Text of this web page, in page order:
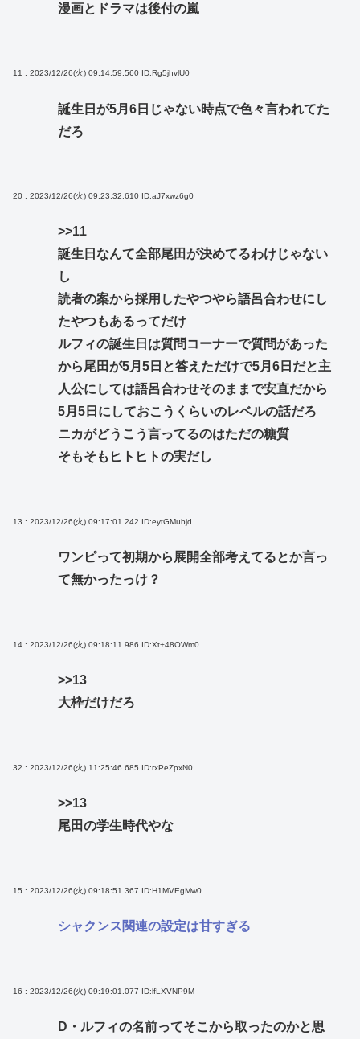
漫画とドラマは後付の嵐
11 : 2023/12/26(火) 09:14:59.560 ID:Rg5jhvlU0
誕生日が5月6日じゃない時点で色々言われてた
だろ
20 : 2023/12/26(火) 09:23:32.610 ID:aJ7xwz6g0
>>11
誕生日なんて全部尾田が決めてるわけじゃない
し
読者の案から採用したやつやら語呂合わせにし
たやつもあるってだけ
ルフィの誕生日は質問コーナーで質問があった
から尾田が5月5日と答えただけで5月6日だと主
人公にしては語呂合わせそのままで安直だから
5月5日にしておこうくらいのレベルの話だろ
ニカがどうこう言ってるのはただの糖質
そもそもヒトヒトの実だし
13 : 2023/12/26(火) 09:17:01.242 ID:eytGMubjd
ワンピって初期から展開全部考えてるとか言っ
て無かったっけ？
14 : 2023/12/26(火) 09:18:11.986 ID:Xt+48OWm0
>>13
大枠だけだろ
32 : 2023/12/26(火) 11:25:46.685 ID:rxPeZpxN0
>>13
尾田の学生時代やな
15 : 2023/12/26(火) 09:18:51.367 ID:H1MVEgMw0
シャクンス関連の設定は甘すぎる
16 : 2023/12/26(火) 09:19:01.077 ID:lfLXVNP9M
D・ルフィの名前ってそこから取ったのかと思